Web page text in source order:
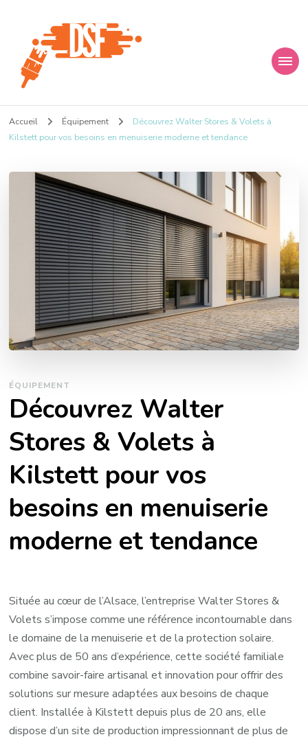
D s f
Accueil Équipement
Découvrez Walter Stores & Volets à
Kilstett pour vos besoins en menuiserie moderne et tendance
ÉQUIPEMENT
Découvrez Walter
Stores & Volets à
Kilstett pour vos
besoins en menuiserie
moderne et tendance
Située au cœur de l’Alsace, l’entreprise Walter Stores &
Volets s’impose comme une référence incontournable dans
le domaine de la menuiserie et de la protection solaire.
Avec plus de 50 ans d’expérience, cette société familiale
combine savoir-faire artisanal et innovation pour offrir des
solutions sur mesure adaptées aux besoins de chaque
client. Installée à Kilstett depuis plus de 20 ans, elle
dispose d’un site de production impressionnant de plus de